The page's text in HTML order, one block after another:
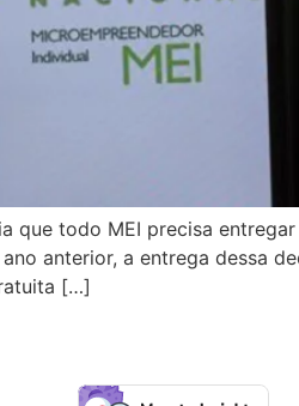
que todo MEI precisa
anterior, a entrega dessa
[…]